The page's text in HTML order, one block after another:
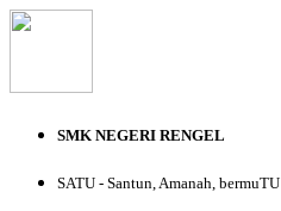
SMK NEGERI RENGEL
SATU - Santun, Amanah, bermuTU